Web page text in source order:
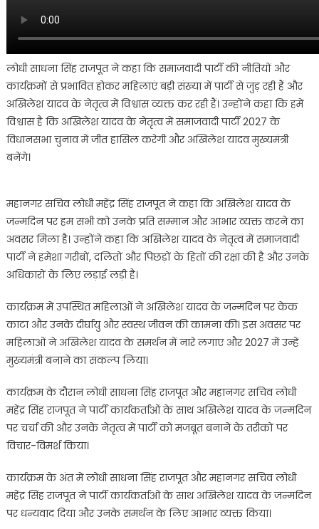
लोधी साधना सिंह राजपूत ने कहा कि समाजवादी पार्टी की नीतियों और
कार्यक्रमों से प्रभावित होकर महिलाएं बड़ी संख्या में पार्टी से जुड़ रही हैं और
अखिलेश यादव के नेतृत्व में विश्वास व्यक्त कर रही हैं। उन्होंने कहा कि हमें
विश्वास है कि अखिलेश यादव के नेतृत्व में समाजवादी पार्टी 2027 के
विधानसभा चुनाव में जीत हासिल करेगी और अखिलेश यादव मुख्यमंत्री
बनेंगे।
महानगर सचिव लोधी महेंद्र सिंह राजपूत ने कहा कि अखिलेश यादव के
जन्मदिन पर हम सभी को उनके प्रति सम्मान और आभार व्यक्त करने का
अवसर मिला है। उन्होंने कहा कि अखिलेश यादव के नेतृत्व में समाजवादी
पार्टी ने हमेशा गरीबों, दलितों और पिछड़ों के हितों की रक्षा की है और उनके
अधिकारों के लिए लड़ाई लड़ी है।
कार्यक्रम में उपस्थित महिलाओं ने अखिलेश यादव के जन्मदिन पर केक
काटा और उनके दीर्घायु और स्वस्थ जीवन की कामना की। इस अवसर पर
महिलाओं ने अखिलेश यादव के समर्थन में नारे लगाए और 2027 में उन्हें
मुख्यमंत्री बनाने का संकल्प लिया।
कार्यक्रम के दौरान लोधी साधना सिंह राजपूत और महानगर सचिव लोधी
महेंद्र सिंह राजपूत ने पार्टी कार्यकर्ताओं के साथ अखिलेश यादव के जन्मदिन
पर चर्चा की और उनके नेतृत्व में पार्टी को मजबूत बनाने के तरीकों पर
विचार-विमर्श किया।
कार्यक्रम के अंत में लोधी साधना सिंह राजपूत और महानगर सचिव लोधी
महेंद्र सिंह राजपूत ने पार्टी कार्यकर्ताओं के साथ अखिलेश यादव के जन्मदिन
पर धन्यवाद दिया और उनके समर्थन के लिए आभार व्यक्त किया।